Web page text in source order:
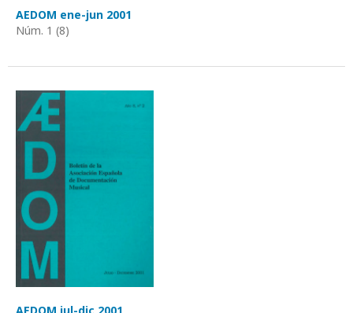
AEDOM ene-jun 2001
Núm. 1 (8)